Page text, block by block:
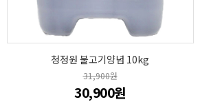
청정원 불고기양념 10kg
31,900원
30,900원